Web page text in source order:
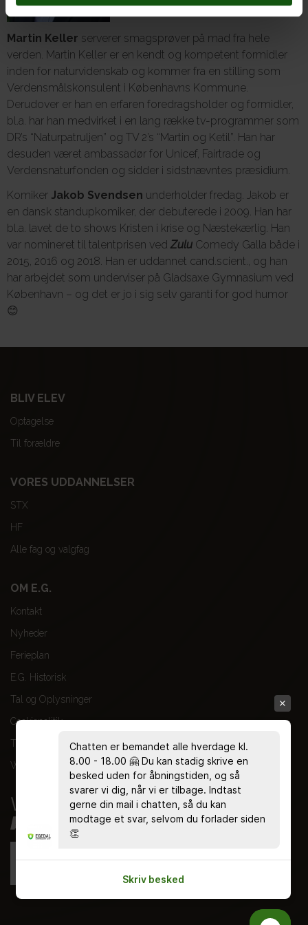
Martin Keller serverer smagsprøver på mad fra hele
verden. Martin Keller er en kendt og kompetent formidler
inden for naturvidenskab og kommer fra en stilling som
Verdensmålskonsulent i Københavns Kommune.
Derudover er han en erfaren foredragsholder og formidler,
bl.a. har han medvirket i en lang række tv-programmer som
DR’s “Naturpatruljen” og TV 2’s “Martin og Ketil”. Han har
desuden været ambassadør for Unicef, Fairtrade og
Verdensnaturfonden og sidder i sidstnævntes præsidium.
Komiker Jakob Svendsen underholder fredag. Jakob er
en dansk standupkomiker, der debuterede i 2009. Han har
bl.a. lavet de to shows Kristen i krise og Næstekærlig. Han
var nomineret til talentprisen vedZulu Comedy Galla både i
2015, 2016 og 2018. Han er uddannet cand.scient., og han
har arbejdet som underviser på Gladsaxe Gymnasium ved
København – og det er jo i sig selv garanti for god humor
😊
BLIV ELEV
Optagelse
Til forældre
VORES UDDANNELSER
STX
HF
Alle fag og valgfag
OM E.G.
Kontakt
Nyheder
Ferieplan
E.G. Historisk
Tal og Oplysninger
Cookiepolitik
Tilgængelighedserklæring
Whistleblowerservice
Chatten er bemandet alle hverdage kl.
8.00 - 18.00 🤗 Du kan stadig skrive en
besked uden for åbningstiden, og så
svarer vi dig, når vi er tilbage. Indtast
gerne din mail i chatten, så du kan
modtage et svar, selvom du forlader siden
👏
Skriv besked